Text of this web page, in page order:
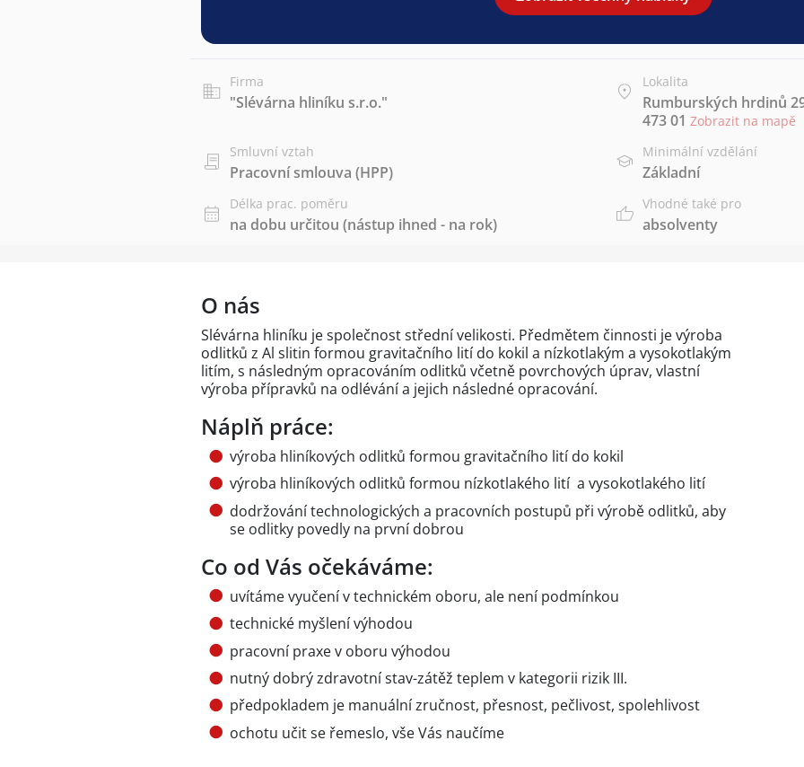
Firma
"Slévárna hliníku s.r.o."
Lokalita
Rumburských hrdinů
473 01 Zobrazit na mapě
Smluvní vztah
Pracovní smlouva (HPP)
Minimální vzdělání
Základní
Délka prac. poměru
na dobu určitou (nástup ihned - na rok)
Vhodné také pro
absolventy
O nás
Slévárna hliníku je společnost střední velikosti. Předmětem činnosti je výroba
odlitků z Al slitin formou gravitačního lití do kokil a nízkotlakým a vysokotlakým
litím, s následným opracováním odlitků včetně povrchových úprav, vlastní
výroba přípravků na odlévání a jejich následné opracování.
Náplň práce:
výroba hliníkových odlitků formou gravitačního lití do kokil
výroba hliníkových odlitků formou nízkotlakého lití a vysokotlakého lití
dodržování technologických a pracovních postupů při výrobě odlitků, aby
se odlitky povedly na první dobrou
Co od Vás očekáváme:
uvítáme vyučení v technickém oboru, ale není podmínkou
technické myšlení výhodou
pracovní praxe v oboru výhodou
nutný dobrý zdravotní stav-zátěž teplem v kategorii rizik III.
předpokladem je manuální zručnost, přesnost, pečlivost, spolehlivost
ochotu učit se řemeslo, vše Vás naučíme